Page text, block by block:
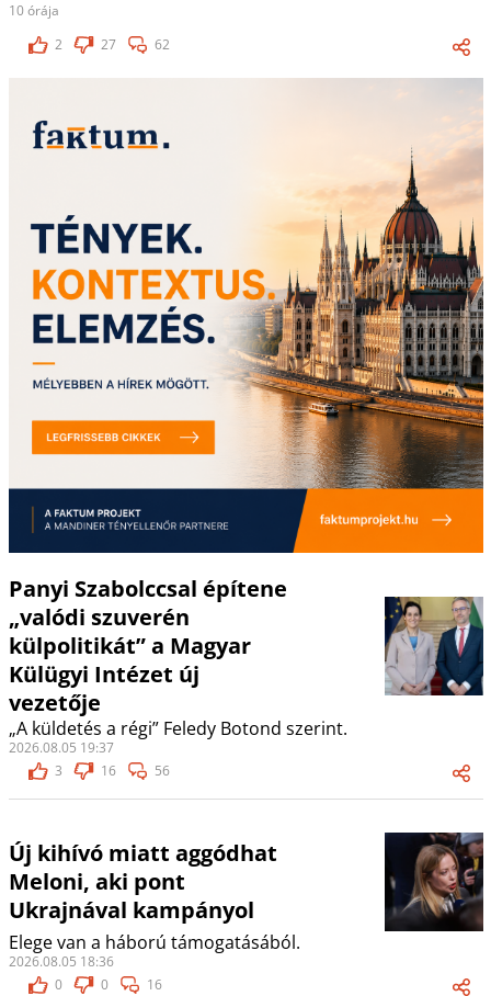
10 órája
2
27 62
Panyi Szabolccsal építene
„valódi szuverén
külpolitikát” a Magyar
Külügyi Intézet új
vezetője
„A küldetés a régi” Feledy Botond szerint.
2026.08.05 19:37
3
16 56
Új kihívó miatt aggódhat
Meloni, aki pont
Ukrajnával kampányol
Elege van a háború támogatásából.
2026.08.05 18:36
0
0 16